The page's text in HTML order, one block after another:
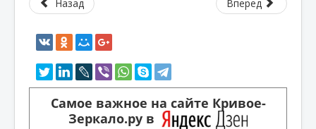
Назад Вперед
Самое важное на сайте Кривое-
Зеркало.ру в